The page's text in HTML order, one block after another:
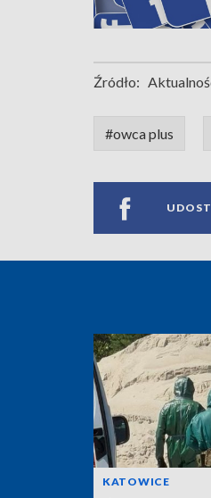
Źródło:
#owca plus
KATOWICE